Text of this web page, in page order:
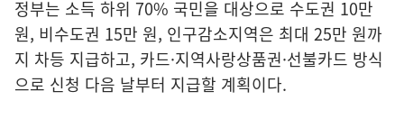
정부는 소득 하위 70% 국민을 대상으로 수도권 10만
원, 비수도권 15만 원, 인구감소지역은 최대 25만 원까
지 차등 지급하고, 카드·지역사랑상품권·선불카드 방식
으로 신청 다음 날부터 지급할 계획이다.